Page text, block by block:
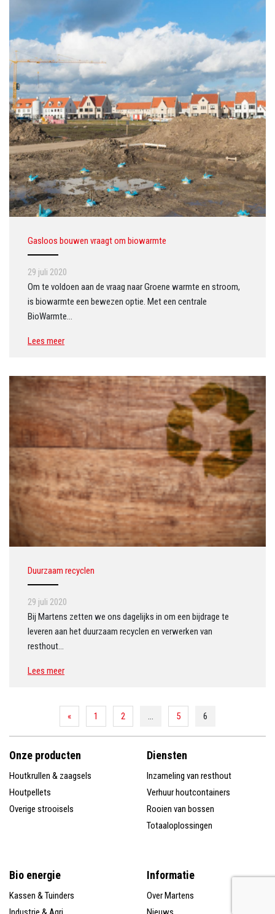
Gasloos bouwen vraagt om biowarmte
29 juli 2020
Om te voldoen aan de vraag naar Groene warmte en stroom,
is biowarmte een bewezen optie. Met een centrale
BioWarmte…
Lees meer
Duurzaam recyclen
29 juli 2020
Bij Martens zetten we ons dagelijks in om een bijdrage te
leveren aan het duurzaam recyclen en verwerken van
resthout…
Lees meer
« 1 2 … 5 6
Onze producten
Houtkrullen & zaagsels
Houtpellets
Overige strooisels
Diensten
Inzameling van resthout
Verhuur houtcontainers
Rooien van bossen
Totaaloplossingen
Bio energie
Kassen & Tuinders
Informatie
Over Martens